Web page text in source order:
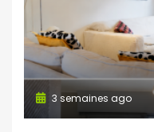
3 semaines ago